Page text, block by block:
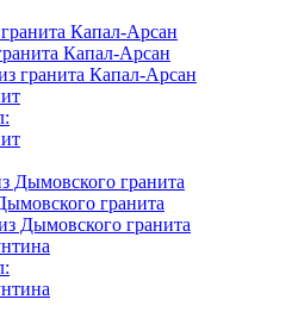
Капал-Арсан
Капал-Арсан
гранита Капал-Арсан
Дымовского гранита
гранита
Дымовского гранита